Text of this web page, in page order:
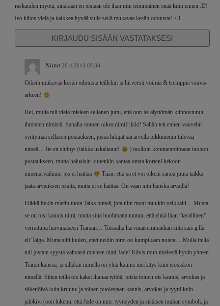
raskauden myötä, ainakaan en tosiaan ole ihan niin teinimäinen enää kuin ennen :D!
Iso kiitos vielä ja kaikkea hyvää sulle sekä mukavaa kesän odotusta! <3
KIRJAUDU SISÄÄN VASTATAKSESI
Niina 28.4.2013 09:38
Oikein mukavaa kesän odotusta teillekin ja hirveesti voimia & tsemppiä vauva-
arkeen!
Hei, mulla tuli vielä mieleen sellanen juttu, että oon ite älyttömän kiinnostunut
ihmisten nimistä. Sanalla sanoen oikea nimifriikki! Sähän teit ennen vauvelin
syntymää sellasen postauksen, jossa lukijat sai arvella pikkuneitin tulevaa
nimeä… Ite en ehtinyt (taikka uskaltanut!
) tuolloin kommentoimaan tuohon
postaukseen, mutta haluaisin kuitenkin kantaa oman korteni kekoon
nimenarvailuun, jos ei haittaa
Tiiän, että sä et voi oikein sanoa juuta taikka
jaata arvauksen osalta, mutta ei se haittaa. On vaan niin hauska arvailla!
Elikkä itekin mietin tuota Taika nimeä, jota niin moni muukin veikkaili… Musta
se on tosi kaunis nimi, mutta siitä huolimatta tuntuu, että ehkä liian ”tavallinen”
verrattuna harvinaiseen Tiaraan… Toisaalta harvinaisemmanhan siitä sais g:llä
eli Taiga. Mutta silti luulen, ettei neidin nimi oo kumpikaan noista… Mulla itellä
tuli jostain syystä vahvasti mieleen nimi Jade! Kävis mun mielestä hyvin yhteen
Tiaran kanssa, ja silläkin nimellä on yhtä kaunis merkitys kuin isosiskon
nimellä. Sitten teillä ois kaksi ihanaa tyttöä, joista toinen ois kaunis, arvokas ja
säkenöivä kuin kruunu ja toinen puolestaan kaunis, arvokas ja tyyni kuin
jalokivi (oon lukenu, että Jade on mm. tyyneyden ja sisäisen rauhan symboli, ja